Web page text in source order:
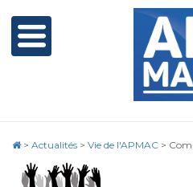
> Actualités > Vie de l'APMAC >